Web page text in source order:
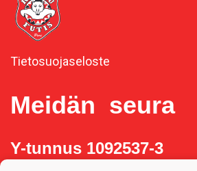
Tietosuojaseloste
Meidän seura
Y-tunnus 1092537-3